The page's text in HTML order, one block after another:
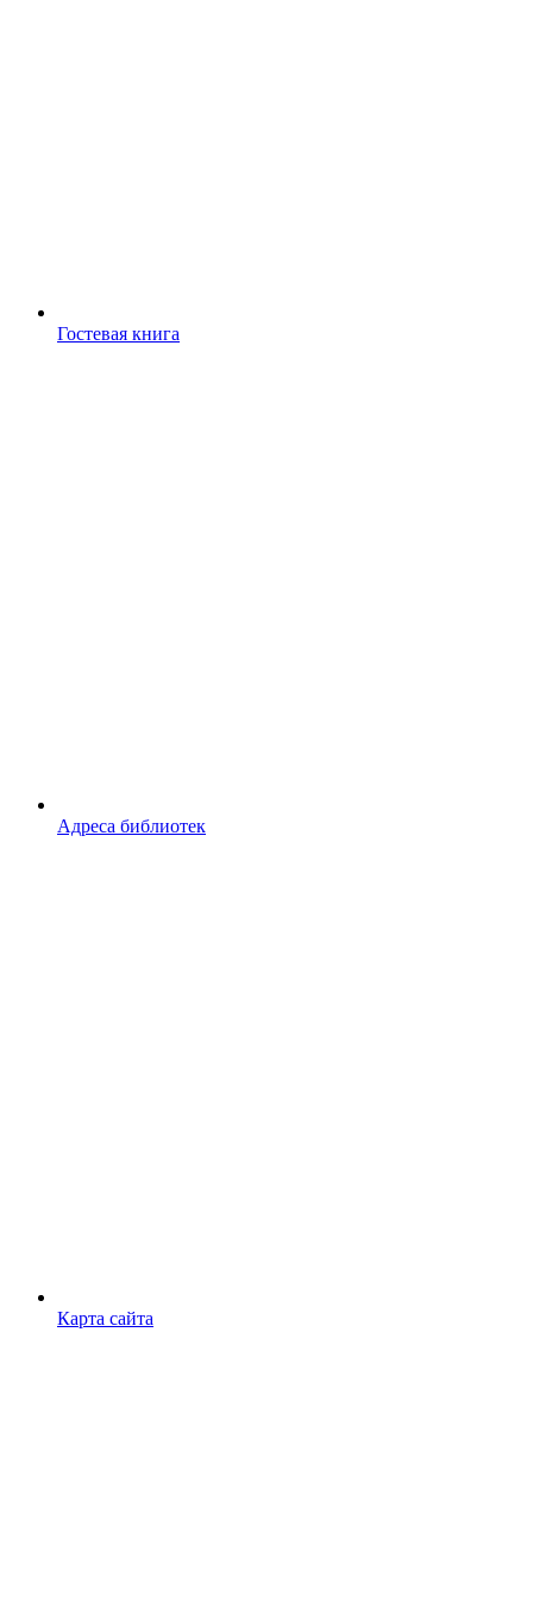
Гостевая книга
Адреса библиотек
Карта сайта